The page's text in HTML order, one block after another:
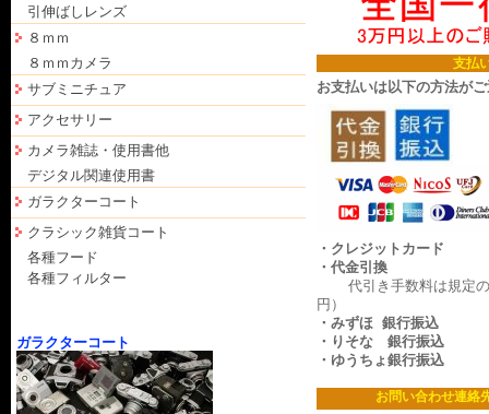
引伸ばしレンズ
８ｍｍ
８ｍｍカメラ
サブミニチュア
アクセサリー
カメラ雑誌・使用書他
デジタル関連使用書
ガラクターコート
クラシック雑貨コート
各種フード
各種フィルター
ガラクターコート
支払
お支払いは以下の方法が
・クレジットカード
・代金引換
代引き手数料は規定の
円）
・みずほ 銀行振込
・りそな 銀行振込
・ゆうちょ銀行振込
お問い合わせ連絡